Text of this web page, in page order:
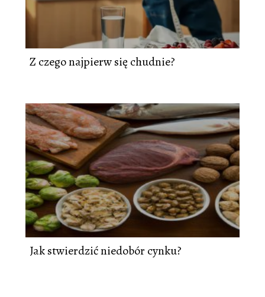
Z czego najpierw się chudnie?
Jak stwierdzić niedobór cynku?